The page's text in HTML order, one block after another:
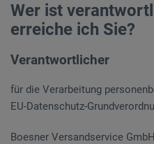
Wer ist
erreiche ich Sie?
Verantwortlicher
für die Verarbeitung
EU-Datenschutz-
Boesner Versandservice GmbH